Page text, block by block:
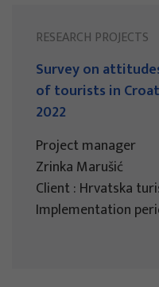
RESEARCH PROJECTS
Survey on
of tourists in
2022
Project manager
Zrinka Marušić
Client : Hrvatska
Implementation